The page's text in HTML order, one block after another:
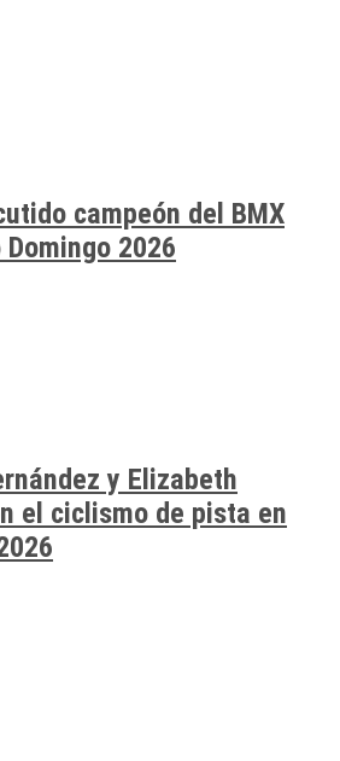
campeón del BMX
2026
y Elizabeth
el ciclismo de pista en